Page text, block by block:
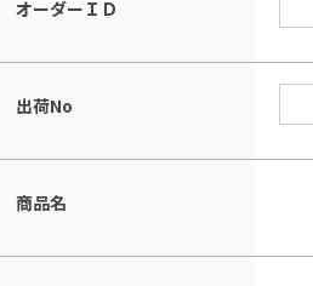
オーダーＩＤ
出荷No
商品名